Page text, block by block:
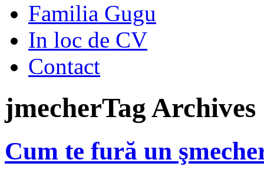
Familia Gugu
In loc de CV
Contact
jmecherTag Archives
Cum te fură un